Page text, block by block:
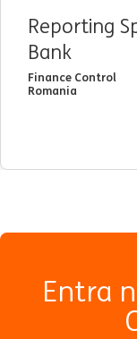
Reporting
Bank
Finance Control
Romania
Entra